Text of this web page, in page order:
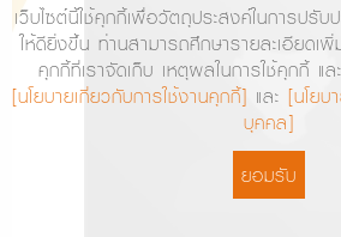
เว็บไซต์นี้ใช้คุกกี้เพื่อวัตถุประสงค์ในการปรั
ให้ดียิ่งขึ้น ท่านสามารถศึกษารายละเอียดเพิ่
คุกกี้ที่เราจัดเก็บ เหตุผลในการใช้คุกกี้ แ
[นโยบายเกี่ยวกับการใช้งานคุกกี้] และ [นโย
บุคคล]
ยอมรับ